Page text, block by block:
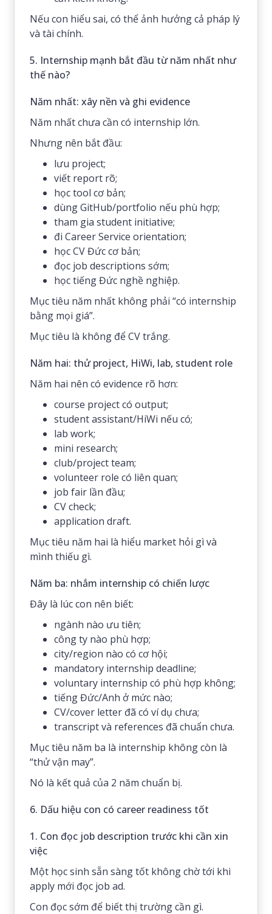
Nếu con hiểu sai, có thể ảnh hưởng cả pháp lý
và tài chính.
5. Internship mạnh bắt đầu từ năm nhất như
thế nào?
Năm nhất: xây nền và ghi evidence
Năm nhất chưa cần có internship lớn.
Nhưng nên bắt đầu:
lưu project;
viết report rõ;
học tool cơ bản;
dùng GitHub/portfolio nếu phù hợp;
tham gia student initiative;
đi Career Service orientation;
học CV Đức cơ bản;
đọc job descriptions sớm;
học tiếng Đức nghề nghiệp.
Mục tiêu năm nhất không phải “có internship
bằng mọi giá”.
Mục tiêu là không để CV trắng.
Năm hai: thử project, HiWi, lab, student role
Năm hai nên có evidence rõ hơn:
course project có output;
student assistant/HiWi nếu có;
lab work;
mini research;
club/project team;
volunteer role có liên quan;
job fair lần đầu;
CV check;
application draft.
Mục tiêu năm hai là hiểu market hỏi gì và
mình thiếu gì.
Năm ba: nhắm internship có chiến lược
Đây là lúc con nên biết:
ngành nào ưu tiên;
công ty nào phù hợp;
city/region nào có cơ hội;
mandatory internship deadline;
voluntary internship có phù hợp không;
tiếng Đức/Anh ở mức nào;
CV/cover letter đã có ví dụ chưa;
transcript và references đã chuẩn chưa.
Mục tiêu năm ba là internship không còn là
“thử vận may”.
Nó là kết quả của 2 năm chuẩn bị.
6. Dấu hiệu con có career readiness tốt
1. Con đọc job description trước khi cần xin
việc
Một học sinh sẵn sàng tốt không chờ tới khi
apply mới đọc job ad.
Con đọc sớm để biết thị trường cần gì.